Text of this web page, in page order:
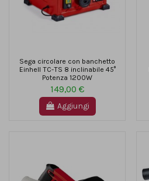
Sega circolare con banchetto
Einhell TC-TS 8 inclinabile 45°
Potenza 1200W
149,00 €
Aggiungi